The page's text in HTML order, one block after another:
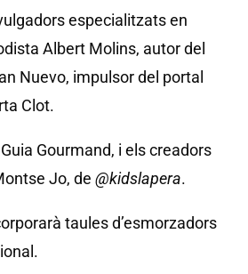
especialitzats en
Albert Molins, autor del
Nuevo, impulsor del portal
Clot.
Gourmand, i els creadors
Jo, de @kidslapera.
taules d’esmorzadors